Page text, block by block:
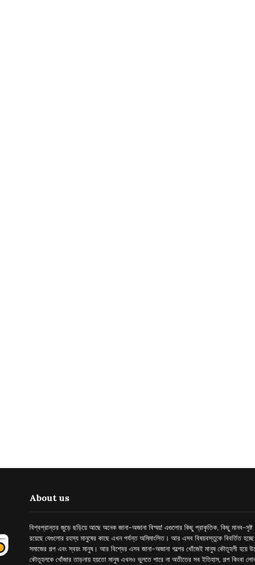
About us
বিশ্বপ্রান্তর জুড়ে ছড়িয়ে আছে অনেক জানা-অজানা বিস্ময়! এগুলোর কিছু প্রাকৃতিক, কিছু মানব-
রয়েছে যেগুলোর রহস্য মানুষের কাছে এখন পর্যন্ত অমিমাংসিত। আর এসব বিষয়বস্তুকে বিবর্তিত
সমাজের গল্প এবং স্বয়ং মানুষ। আর বিশ্বের এসব জানা-অজানা গল্পের খোঁজেই মানুষ কৌতূহলী হয়ে
কৌতূহলকে খোঁজার তাড়নায় হয়তো মানুষ এখনও ভুলতে পারে না অতীতের সব ইতিহাস, গল্প কিংবা